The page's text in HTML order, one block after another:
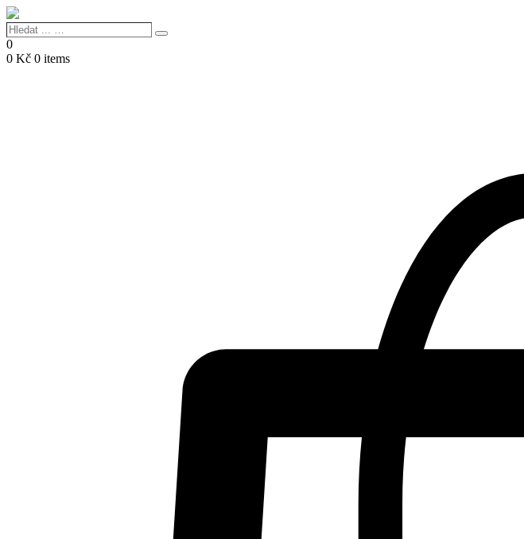
Hledat
...
…
Search
0
0 Kč 0 items